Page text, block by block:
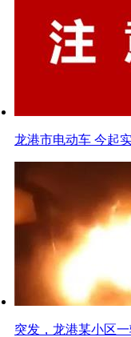
龙港市电动车 今起
突发，龙港某小区